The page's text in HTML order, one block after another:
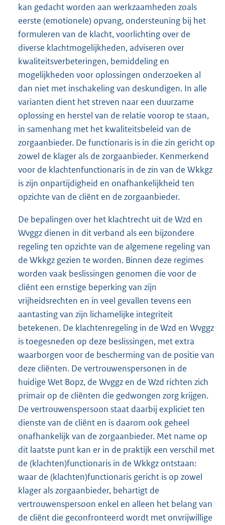
kan gedacht worden aan werkzaamheden zoals
eerste (emotionele) opvang, ondersteuning bij het
formuleren van de klacht, voorlichting over de
diverse klachtmogelijkheden, adviseren over
kwaliteitsverbeteringen, bemiddeling en
mogelijkheden voor oplossingen onderzoeken al
dan niet met inschakeling van deskundigen. In alle
varianten dient het streven naar een duurzame
oplossing en herstel van de relatie voorop te staan,
in samenhang met het kwaliteitsbeleid van de
zorgaanbieder. De functionaris is in die zin gericht op
zowel de klager als de zorgaanbieder. Kenmerkend
voor de klachtenfunctionaris in de zin van de Wkkgz
is zijn onpartijdigheid en onafhankelijkheid ten
opzichte van de cliënt en de zorgaanbieder.
De bepalingen over het klachtrecht uit de Wzd en
Wvggz dienen in dit verband als een bijzondere
regeling ten opzichte van de algemene regeling van
de Wkkgz gezien te worden. Binnen deze regimes
worden vaak beslissingen genomen die voor de
cliënt een ernstige beperking van zijn
vrijheidsrechten en in veel gevallen tevens een
aantasting van zijn lichamelijke integriteit
betekenen. De klachtenregeling in de Wzd en Wvggz
is toegesneden op deze beslissingen, met extra
waarborgen voor de bescherming van de positie van
deze cliënten. De vertrouwenspersonen in de
huidige Wet Bopz, de Wvggz en de Wzd richten zich
primair op de cliënten die gedwongen zorg krijgen.
De vertrouwenspersoon staat daarbij expliciet ten
dienste van de cliënt en is daarom ook geheel
onafhankelijk van de zorgaanbieder. Met name op
dit laatste punt kan er in de praktijk een verschil met
de (klachten)functionaris in de Wkkgz ontstaan:
waar de (klachten)functionaris gericht is op zowel
klager als zorgaanbieder, behartigt de
vertrouwenspersoon enkel en alleen het belang van
de cliënt die geconfronteerd wordt met onvrijwillige